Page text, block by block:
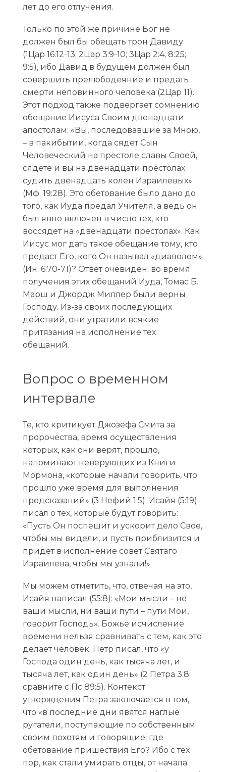
лет до его отлучения.
Только по этой же причине Бог не
должен был бы обещать трон Давиду
(1Цар 16:12-13; 2Цар 3:9-10; 3Цар 2:4; 8:25;
9:5), ибо Давид в будущем должен был
совершить прелюбодеяние и предать
смерти неповинного человека (2Цар 11).
Этот подход также подвергает сомнению
обещание Иисуса Своим двенадцати
апостолам: «Вы, последовавшие за Мною,
– в пакибытии, когда сядет Сын
Человеческий на престоле славы Своей,
сядете и вы на двенадцати престолах
судить двенадцать колен Израилевых»
(Мф. 19:28). Это обетование было дано до
того, как Иуда предал Учителя, а ведь он
был явно включен в число тех, кто
воссядет на «двенадцати престолах». Как
Иисус мог дать такое обещание тому, кто
предаст Его, кого Он называл «диаволом»
(Ин. 6:70-71)? Ответ очевиден: во время
получения этих обещаний Иуда, Томас Б.
Марш и Джордж Миллер были верны
Господу. Из-за своих последующих
действий, они утратили всякие
притязания на исполнение тех
обещаний.
Вопрос о временном
интервале
Те, кто критикует Джозефа Смита за
пророчества, время осуществления
которых, как они верят, прошло,
напоминают неверующих из Книги
Мормона, «которые начали говорить, что
прошло уже время для выполнения
предсказаний» (3 Нефий 1:5). Исайя (5:19)
писал о тех, которые будут говорить:
«Пусть Он поспешит и ускорит дело Свое,
чтобы мы видели, и пусть приблизится и
придет в исполнение совет Святаго
Израилева, чтобы мы узнали!»
Мы можем отметить, что, отвечая на это,
Исайя написал (55:8): «Мои мысли – не
ваши мысли, ни ваши пути – пути Мои,
говорит Господь». Божье исчисление
времени нельзя сравнивать с тем, как это
делает человек. Петр писал, что «у
Господа один день, как тысяча лет, и
тысяча лет, как один день» (2 Петра 3:8;
сравните с Пс 89:5). Контекст
утверждения Петра заключается в том,
что «в последние дни явятся наглые
ругатели, поступающие по собственным
своим похотям и говорящие: где
обетование пришествия Его? Ибо с тех
пор, как стали умирать отцы, от начала